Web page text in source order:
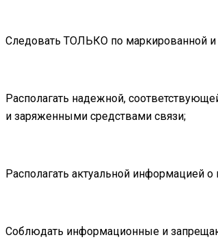
Следовать ТОЛЬКО по маркированной и
Располагать надежной,
и заряженными средствами связи;
Располагать актуальной информацией
Соблюдать информационные и